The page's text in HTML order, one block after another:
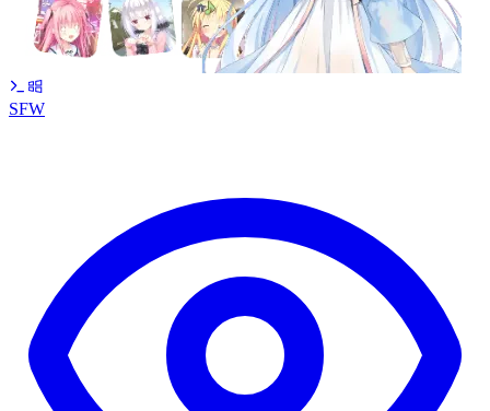
SFW